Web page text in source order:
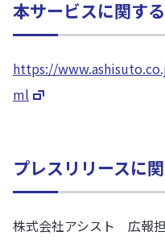
本サービスに関す
https://
ml
プレスリリースに
株式会社アシスト 広報担